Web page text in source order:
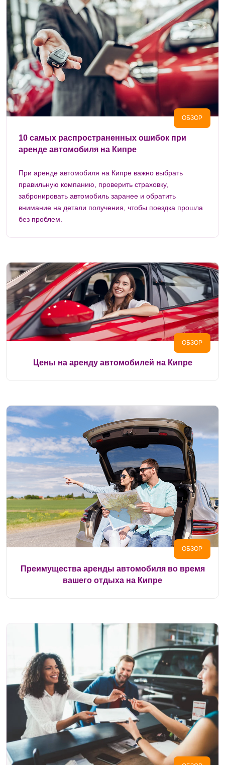
ОБЗОР
10 самых распространенных ошибок при
аренде автомобиля на Кипре
При аренде автомобиля на Кипре важно выбрать
правильную компанию, проверить страховку,
забронировать автомобиль заранее и обратить
внимание на детали получения, чтобы поездка прошла
без проблем.
ОБЗОР
Цены на аренду автомобилей на Кипре
ОБЗОР
Преимущества аренды автомобиля во время
вашего отдыха на Кипре